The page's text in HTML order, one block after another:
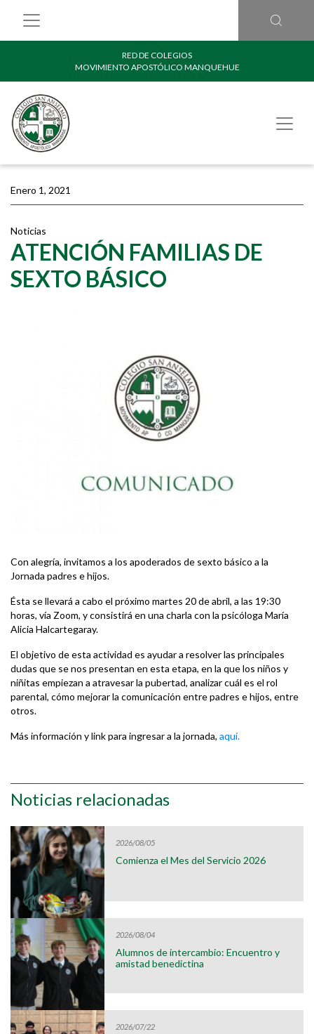
RED DE COLEGIOS
MOVIMIENTO APOSTÓLICO MANQUEHUE
Enero 1, 2021
Noticias
ATENCIÓN FAMILIAS DE
SEXTO BÁSICO
Con alegría, invitamos a los apoderados de sexto básico a la
Jornada padres e hijos.
Ésta se llevará a cabo el próximo martes 20 de abril, a las 19:30
horas, vía Zoom, y consistirá en una charla con la psicóloga María
Alicia Halcartegaray.
El objetivo de esta actividad es ayudar a resolver las principales
dudas que se nos presentan en esta etapa, en la que los niños y
niñitas empiezan a atravesar la pubertad, analizar cuál es el rol
parental, cómo mejorar la comunicación entre padres e hijos, entre
otros.
Más información y link para ingresar a la jornada, aquí.
Noticias relacionadas
2026/08/05
Comienza el Mes del Servicio 2026
2026/08/04
Alumnos de intercambio: Encuentro y
amistad benedictina
2026/07/22